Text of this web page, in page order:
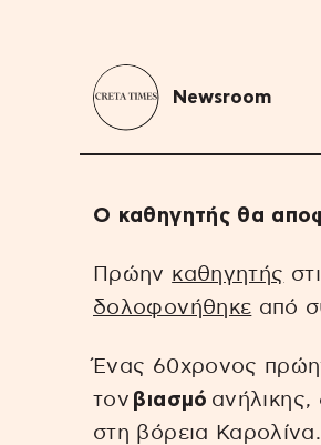
Newsroom
Ο καθηγητής θα
Πρώην καθηγητής
δολοφονήθηκε από
Ένας 60χρονος
τον βιασμό
στη βόρεια Καρολίνα.